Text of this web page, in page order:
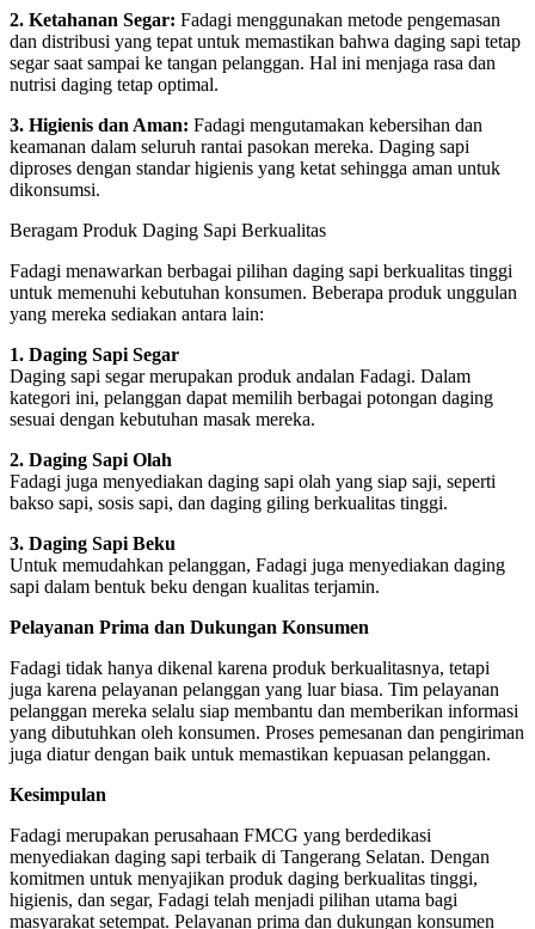
2. Ketahanan Segar: Fadagi menggunakan metode pengemasan
dan distribusi yang tepat untuk memastikan bahwa daging sapi tetap
segar saat sampai ke tangan pelanggan. Hal ini menjaga rasa dan
nutrisi daging tetap optimal.
3. Higienis dan Aman: Fadagi mengutamakan kebersihan dan
keamanan dalam seluruh rantai pasokan mereka. Daging sapi
diproses dengan standar higienis yang ketat sehingga aman untuk
dikonsumsi.
Beragam Produk Daging Sapi Berkualitas
Fadagi menawarkan berbagai pilihan daging sapi berkualitas tinggi
untuk memenuhi kebutuhan konsumen. Beberapa produk unggulan
yang mereka sediakan antara lain:
1. Daging Sapi Segar
Daging sapi segar merupakan produk andalan Fadagi. Dalam
kategori ini, pelanggan dapat memilih berbagai potongan daging
sesuai dengan kebutuhan masak mereka.
2. Daging Sapi Olah
Fadagi juga menyediakan daging sapi olah yang siap saji, seperti
bakso sapi, sosis sapi, dan daging giling berkualitas tinggi.
3. Daging Sapi Beku
Untuk memudahkan pelanggan, Fadagi juga menyediakan daging
sapi dalam bentuk beku dengan kualitas terjamin.
Pelayanan Prima dan Dukungan Konsumen
Fadagi tidak hanya dikenal karena produk berkualitasnya, tetapi
juga karena pelayanan pelanggan yang luar biasa. Tim pelayanan
pelanggan mereka selalu siap membantu dan memberikan informasi
yang dibutuhkan oleh konsumen. Proses pemesanan dan pengiriman
juga diatur dengan baik untuk memastikan kepuasan pelanggan.
Kesimpulan
Fadagi merupakan perusahaan FMCG yang berdedikasi
menyediakan daging sapi terbaik di Tangerang Selatan. Dengan
komitmen untuk menyajikan produk daging berkualitas tinggi,
higienis, dan segar, Fadagi telah menjadi pilihan utama bagi
masyarakat setempat. Pelayanan prima dan dukungan konsumen